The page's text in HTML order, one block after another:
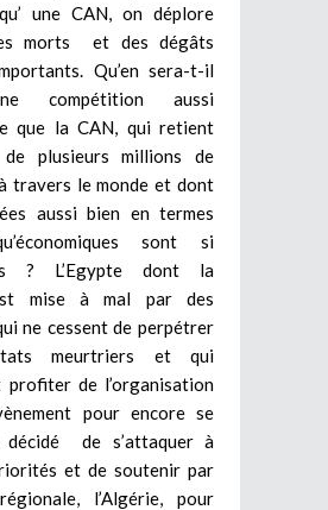
une CAN, on déplore
morts et des dégâts
Qu’en sera-t-il
compétition aussi
que la CAN, qui retient
de plusieurs millions de
travers le monde et dont
aussi bien en termes
sont si
? L’Egypte dont la
mise à mal par des
ne cessent de perpétrer
meurtriers et qui
profiter de l’organisation
pour encore se
décidé de s’attaquer à
et de soutenir par
l’Algérie, pour